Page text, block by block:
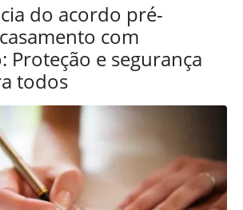
do acordo pré-
com
Proteção e segurança
todos